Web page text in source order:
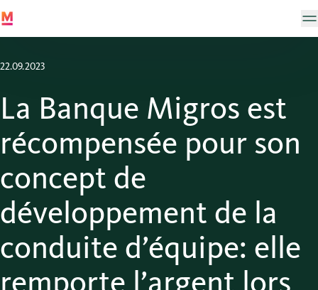
22.09.2023
La Banque Migros est
récompensée pour son
concept de
développement de la
conduite d’équipe: elle
remporte l’argent lors